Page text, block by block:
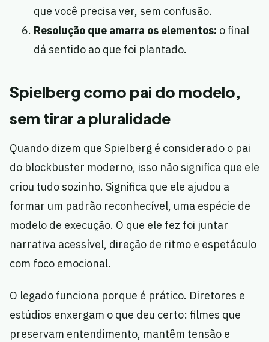
que você precisa ver, sem confusão.
Resolução que amarra os elementos: o final
dá sentido ao que foi plantado.
Spielberg como pai do modelo,
sem tirar a pluralidade
Quando dizem que Spielberg é considerado o pai
do blockbuster moderno, isso não significa que ele
criou tudo sozinho. Significa que ele ajudou a
formar um padrão reconhecível, uma espécie de
modelo de execução. O que ele fez foi juntar
narrativa acessível, direção de ritmo e espetáculo
com foco emocional.
O legado funciona porque é prático. Diretores e
estúdios enxergam o que deu certo: filmes que
preservam entendimento, mantêm tensão e